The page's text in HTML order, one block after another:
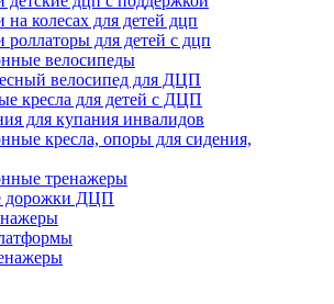
на колесах для детей дцп
роллаторы для детей с дцп
велосипеды
велосипед для ДЦП
кресла для детей с ДЦП
для купания инвалидов
кресла, опоры для сидения,
тренажеры
дорожки ДЦП